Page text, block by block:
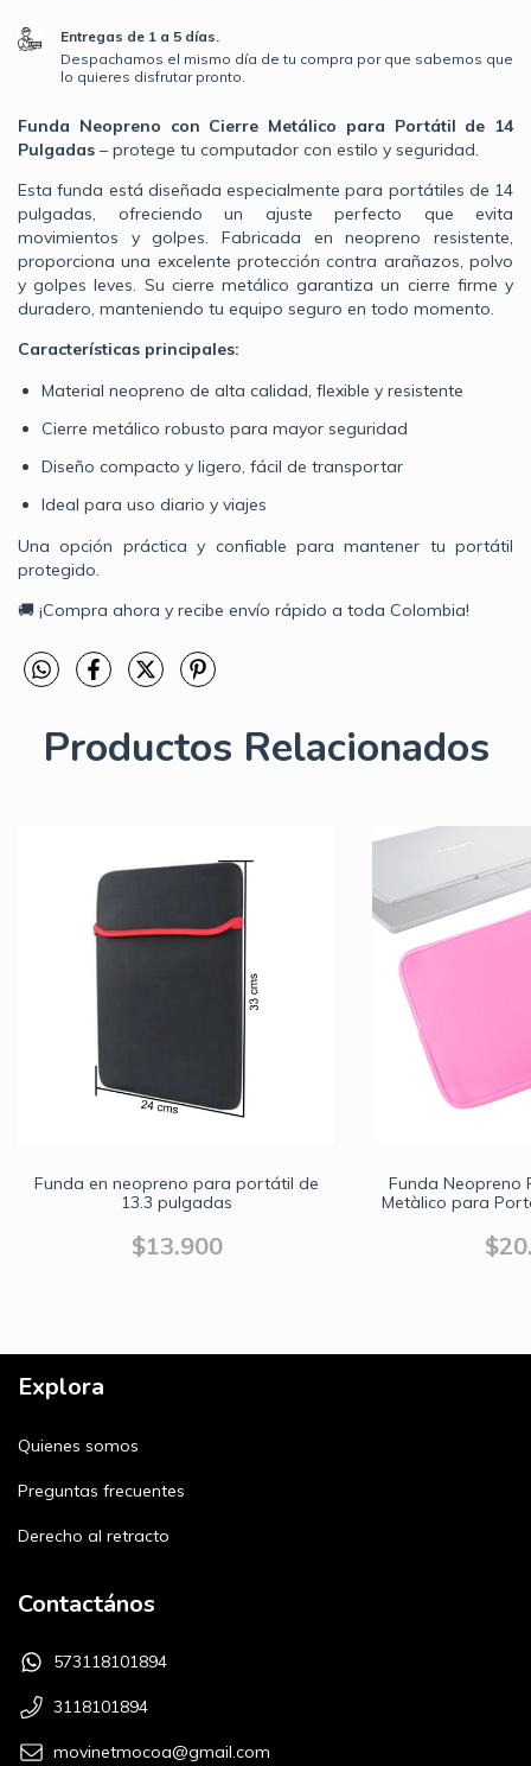
Entregas de 1 a 5 días.
Despachamos el mismo día de tu compra por que sabemos que
lo quieres disfrutar pronto.
Funda Neopreno con Cierre Metálico para Portátil de 14
Pulgadas – protege tu computador con estilo y seguridad.
Esta funda está diseñada especialmente para portátiles de 14
pulgadas, ofreciendo un ajuste perfecto que evita
movimientos y golpes. Fabricada en neopreno resistente,
proporciona una excelente protección contra arañazos, polvo
y golpes leves. Su cierre metálico garantiza un cierre firme y
duradero, manteniendo tu equipo seguro en todo momento.
Características principales:
Material neopreno de alta calidad, flexible y resistente
Cierre metálico robusto para mayor seguridad
Diseño compacto y ligero, fácil de transportar
Ideal para uso diario y viajes
Una opción práctica y confiable para mantener tu portátil
protegido.
🚚 ¡Compra ahora y recibe envío rápido a toda Colombia!
Productos Relacionados
Funda en neopreno para portátil de
13.3 pulgadas
$13.900
Funda Neopreno
Metàlico para
Explora
Quienes somos
Preguntas frecuentes
Derecho al retracto
Contactános
573118101894
3118101894
movinetmocoa@gmail.com